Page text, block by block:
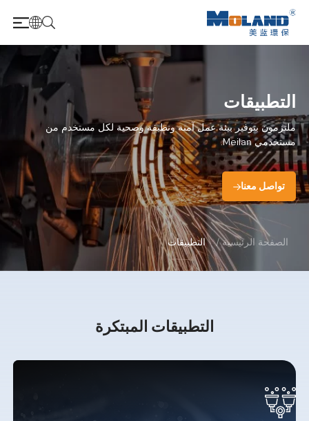
التطبيقات
ملتزمون بتوفير بيئة عمل آمنة ونظيفة وصحية لكل مستخدم من
مستخدمي Meilan.
تواصل معنا
الصفحة الرئيسية/ التطبيقات
التطبيقات المبتكرة